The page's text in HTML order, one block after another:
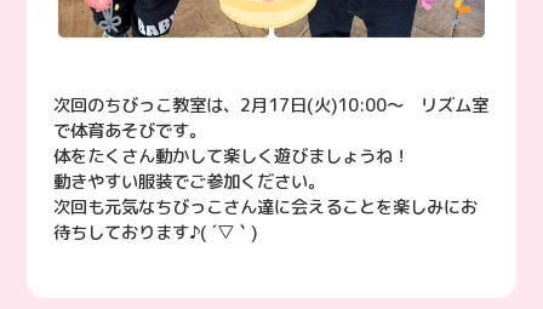
次回のちびっこ教室は、2月17日(火)10:00〜 リズム室
で体育あそびです。
体をたくさん動かして楽しく遊びましょうね！
動きやすい服装でご参加ください。
次回も元気なちびっこさん達に会えることを楽しみにお
待ちしております♪( ´▽｀)